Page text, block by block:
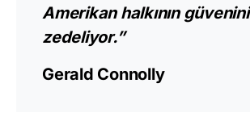
Amerikan halkının güvenini
zedeliyor.”
Gerald Connolly